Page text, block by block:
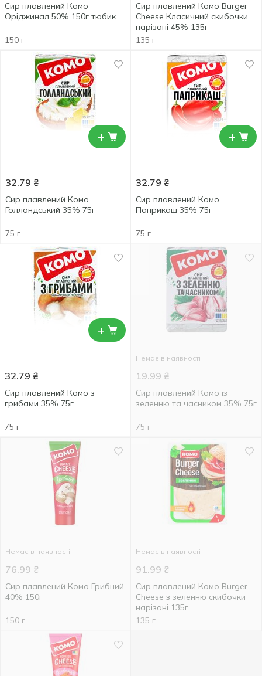
Сир плавлений Комо
Оріджинал 50% 150г тюбик
150 г
Сир плавлений Комо Burger
Cheese Класичний скибочки
нарізані 45% 135г
135 г
+
32.79 ₴
Сир плавлений Комо
Голландський 35% 75г
75 г
+
32.79 ₴
Сир плавлений Комо
Паприкаш 35% 75г
75 г
+
32.79 ₴
Сир плавлений Комо з
грибами 35% 75г
75 г
Немає в наявності
19.99 ₴
Сир плавлений Комо із
зеленню та часником 35% 75г
75 г
Немає в наявності
76.99 ₴
Сир плавлений Комо Грибний
40% 150г
150 г
Немає в наявності
91.99 ₴
Сир плавлений Комо Burger
Cheese з зеленню скибочки
нарізані 135г
135 г